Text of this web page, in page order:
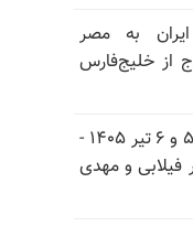
به مصر
از خلیج‌فارس
اجلاس شورای ملی مقاومت ایران ۵ و ۶ تیر ۱۴۰۵ -
فیلابی و مهدی